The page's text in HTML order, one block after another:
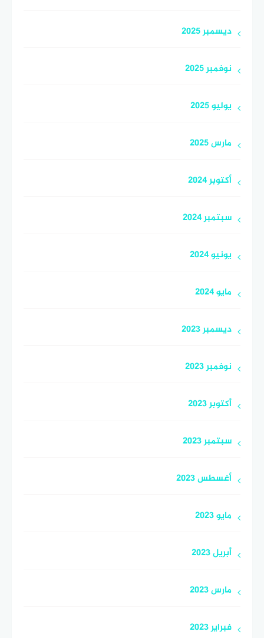
ديسمبر 2025
نوفمبر 2025
يوليو 2025
مارس 2025
أكتوبر 2024
سبتمبر 2024
يونيو 2024
مايو 2024
ديسمبر 2023
نوفمبر 2023
أكتوبر 2023
سبتمبر 2023
أغسطس 2023
مايو 2023
أبريل 2023
مارس 2023
فبراير 2023